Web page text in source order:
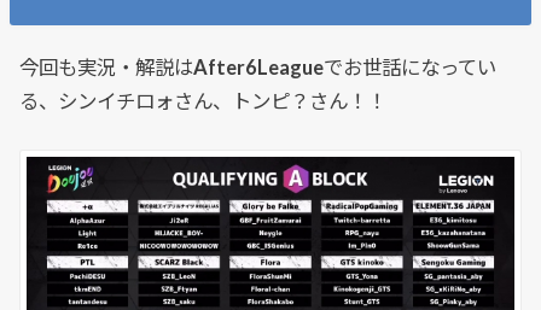
今回も実況・解説はAfter6Leagueでお世話になってい
る、シンイチロォさん、トンピ？さん！！